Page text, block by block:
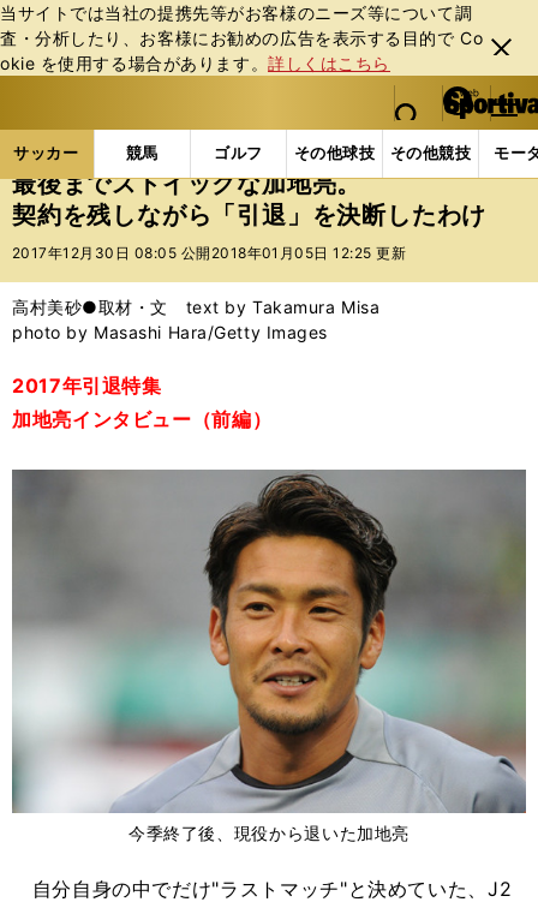
当サイトでは当社の提携先等がお客様のニーズ等について調
査・分析したり、お客様にお勧めの広告を表⽰する⽬的で Co
okie を使⽤する場合があります。詳しくはこちら
閉じ
る
web Sportiva (webスポルティーバ)
検索
マイペ
ー
ジ
メニュ
サッカー 競馬 ゴルフ その他球技 その他競技 モー
ス
ポ
ル
バ
サッカーの記事一覧 Jリーグ他 Jリーグ 最後ま
最後までストイックな加地亮。
契約を残しながら「引退」を決断したわけ
2017年12月30日 08:05 公開 2018年01月05日 12:25 更新
高村美砂●取材・文 text by Takamura Misa
photo by Masashi Hara/Getty Images
2017年引退特集
加地亮インタビュー（前編）
今季終了後、現役から退いた加地亮
自分自身の中でだけ"ラストマッチ"と決めていた、J2